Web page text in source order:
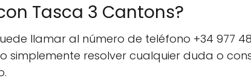
Tasca 3 Cantons?
llamar al número de teléfono +34 977
simplemente resolver cualquier duda o